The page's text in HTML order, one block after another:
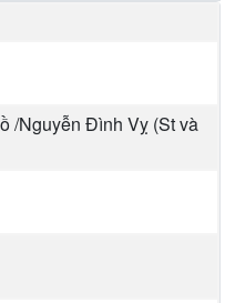
/Nguyễn Đình Vỵ (St và